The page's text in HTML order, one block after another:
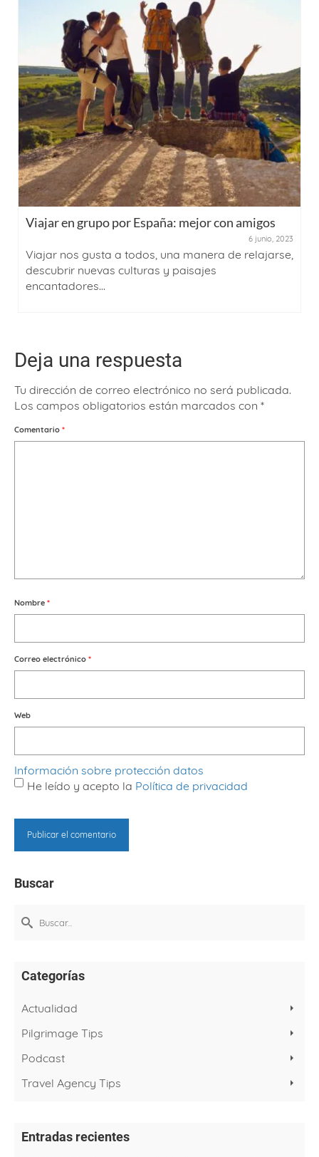
Viajar en grupo por España: mejor con amigos
6 junio, 2023
Viajar nos gusta a todos, una manera de relajarse,
descubrir nuevas culturas y paisajes
encantadores...
Deja una respuesta
Tu dirección de correo electrónico no será publicada.
Los campos obligatorios están marcados con *
Comentario *
Nombre *
Correo electrónico *
Web
Información sobre protección datos
He leído y acepto la Política de privacidad
Buscar
por:
Categorías
Actualidad
Pilgrimage Tips
Podcast
Travel Agency Tips
Entradas recientes